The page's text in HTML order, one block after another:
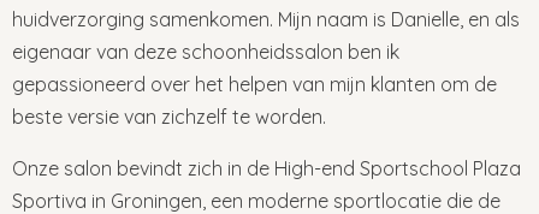
huidverzorging samenkomen. Mijn naam is Danielle, en als
eigenaar van deze schoonheidssalon ben ik
gepassioneerd over het helpen van mijn klanten om de
beste versie van zichzelf te worden.
Onze salon bevindt zich in de High-end Sportschool Plaza
Sportiva in Groningen, een moderne sportlocatie die de